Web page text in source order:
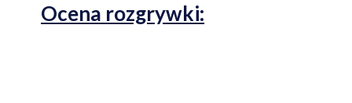
Ocena rozgrywki: